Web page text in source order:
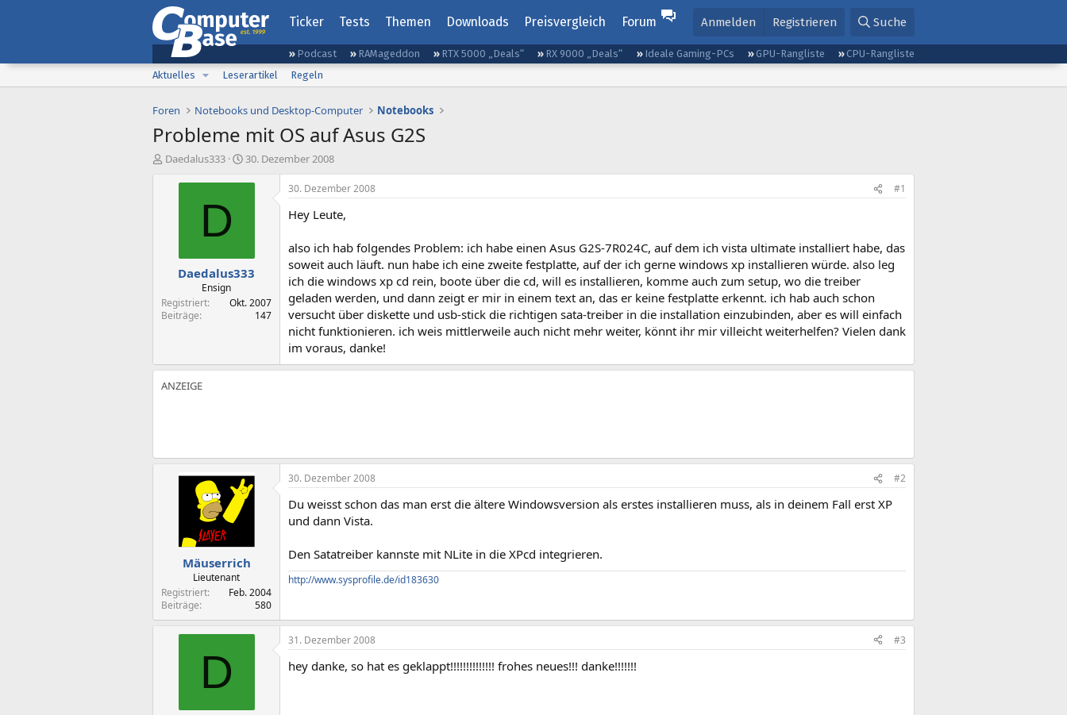
Ticker Tests Themen Downloads Preisvergleich Forum Anmelden Registrieren Suche
Podcast RAMageddon RTX 5000 „Deals“ RX 9000 „Deals“ Ideale Gaming-PCs GPU-Rangliste
CPU-Rangliste
Aktuelles
Leserartikel Regeln
Foren Notebooks und Desktop-Computer Notebooks
Probleme mit OS auf Asus G2S
E
Daedalus333
E
s
t
a
30. Dezember 2008
D
Daedalus333
Ensign
Registriert
Okt. 2007
Beiträge
147
30. Dezember 2008 #1
Hey Leute,
also ich hab folgendes Problem: ich habe einen Asus G2S-7R024C, auf dem ich vista ultimate installiert habe, das
soweit auch läuft. nun habe ich eine zweite festplatte, auf der ich gerne windows xp installieren würde. also leg
ich die windows xp cd rein, boote über die cd, will es installieren, komme auch zum setup, wo die treiber
geladen werden, und dann zeigt er mir in einem text an, das er keine festplatte erkennt. ich hab auch schon
versucht über diskette und usb-stick die richtigen sata-treiber in die installation einzubinden, aber es will einfach
nicht funktionieren. ich weis mittlerweile auch nicht mehr weiter, könnt ihr mir villeicht weiterhelfen? Vielen dank
im voraus, danke!
Mäuserrich
Lieutenant
Registriert
Feb. 2004
Beiträge
580
30. Dezember 2008 #2
Du weisst schon das man erst die ältere Windowsversion als erstes installieren muss, als in deinem Fall erst XP
und dann Vista.
Den Satatreiber kannste mit NLite in die XPcd integrieren.
http://www.sysprofile.de/id183630
D
31. Dezember 2008 #3
hey danke, so hat es geklappt!!!!!!!!!!!!!! frohes neues!!! danke!!!!!!!